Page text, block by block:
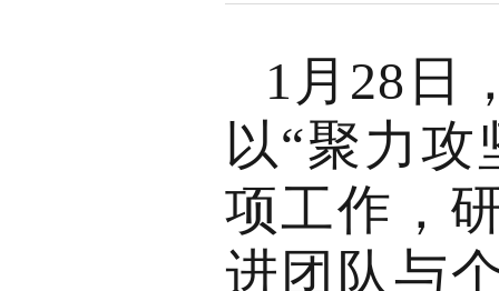
1月28日
以“聚力
项工作，
进团队与